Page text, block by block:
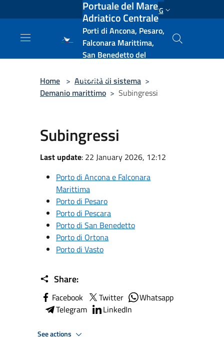
Salta al contenuto principale ENG
Portuale del Mare
Adriatico Centrale
Porti di Ancona, Pesaro,
Falconara Marittima,
San Benedetto del
e Vasto
Home > Autorità di sistema >
Demanio marittimo > Subingressi
Subingressi
Last update: 22 January 2026, 12:12
Porto di Ancona e Falconara
Marittima
Porto di Pesaro
Porto di Pescara
Porto di San Benedetto
Porto di Ortona
Porto di Vasto
Share:
Facebook Twitter
Whatsapp
Telegram
LinkedIn
See actions